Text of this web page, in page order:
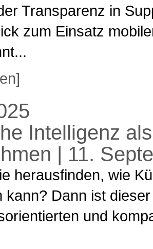
Transparenz in
zum Einsatz
Intelligenz
| 11.
herausfinden, wie
kann? Dann ist
und